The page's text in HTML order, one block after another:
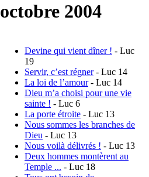
octobre 2004
Devine qui vient dîner ! - Luc
19
Servir, c’est régner- Luc 14
La loi de l’amour- Luc 14
Dieu m’a choisi pour une vie
sainte ! - Luc 6
La porte étroite - Luc 13
Nous sommes les branches de
Dieu - Luc 13
Nous voilà délivrés ! - Luc 13
Deux hommes montèrent au
Temple ... - Luc 18